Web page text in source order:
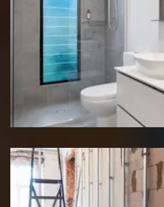
Rénovation salle